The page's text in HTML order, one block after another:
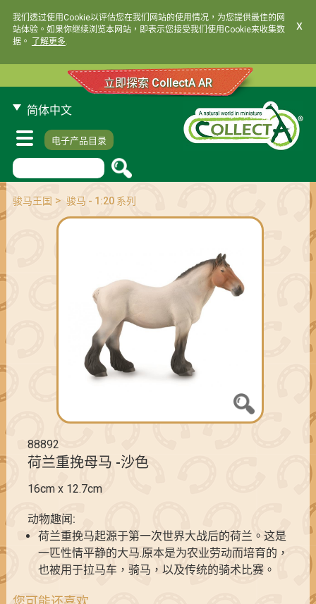
我们透过使用Cookie以评估您在我们网站的使用情况，为您提供最佳的网
站体验。如果你继续浏览本网站，即表示您接受我们使用Cookie来收集数
据。
了解更多.
x
立即探索 CollectA AR
简体中文
电子产品目录
骏马王国 > 骏马 - 1:20 系列
88892
荷兰重挽母马 -沙色
16cm x 12.7cm
动物趣闻:
荷兰重挽马起源于第一次世界大战后的荷兰。这是
一匹性情平静的大马.原本是为农业劳动而培育的，
也被用于拉马车，骑马，以及传统的骑术比赛。